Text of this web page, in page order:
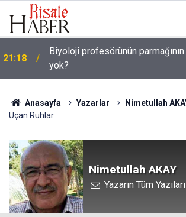
21:18
Biyoloji profesörünün
yok?
Anasayfa Yazarlar Nimetullah
Uçan Ruhlar
Nimetullah AKAY
Yazarın Tüm